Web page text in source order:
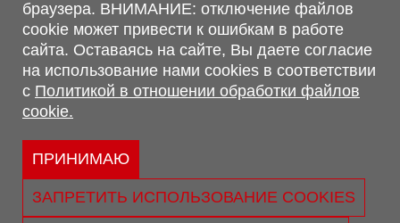
Обращаем Ваше внимание, что вся предоставленная на сайте
информация, касающаяся комплектаций, технических
характеристик, цветовых сочетаний, а также стоимости и
сервисного обслуживания носит информационный характер и
не является публичной офертой, определяемой п.2 ст.407
Гражданского кодекса Республики Беларусь.
Политика обработки персональных данных
Политикой в отношении обработки файлов cookie.
браузера. ВНИМАНИЕ: отключение файлов
cookie может привести к ошибкам в работе
сайта. Оставаясь на сайте, Вы даете согласие
на использование нами cookies в соответствии
с Политикой в отношении обработки файлов
cookie.
ПРИНИМАЮ
ЗАПРЕТИТЬ ИСПОЛЬЗОВАНИЕ COOKIES